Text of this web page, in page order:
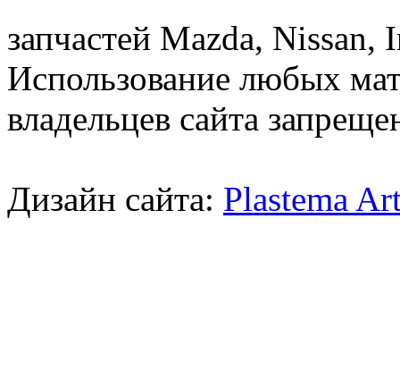
запчастей Mazda,
Использование любых
владельцев сайта
Дизайн сайта: Plastema